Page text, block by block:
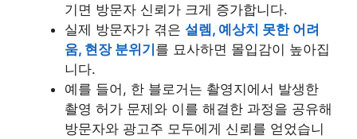
기면 방문자 신뢰가 크게 증가합니다.
실제 방문자가 겪은 설렘, 예상치 못한 어려
움, 현장 분위기를 묘사하면 몰입감이 높아집
니다.
예를 들어, 한 블로거는 촬영지에서 발생한
촬영 허가 문제와 이를 해결한 과정을 공유해
방문자와 광고주 모두에게 신뢰를 얻었습니